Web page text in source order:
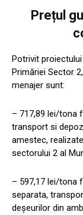
Prețul
Potrivit
Primăriei Sector
menajer sunt:
– 717,89 lei/tona
transport si
amestec,
sectorului 2 al
– 597,17 lei/tona
separata,
deşeurilor din